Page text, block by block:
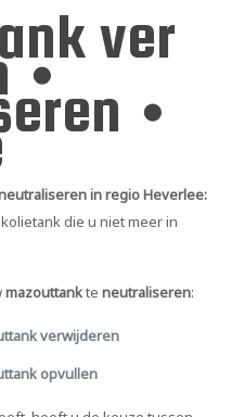
ver
•
•
in regio Heverlee:
die u niet meer in
mazouttankte neutraliseren:
verwijderen
opvullen